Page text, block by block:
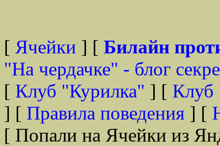
[ Ячейки ] [ Билайн
"На чердачке" - блог
[ Клуб "Курилка" ] [ Клуб
] [ Правила поведения ] [
[ Попали на Ячейки из